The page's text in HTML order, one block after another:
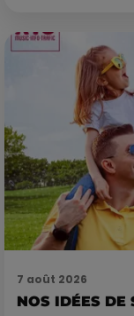
7 août 2026
NOS IDÉES DE